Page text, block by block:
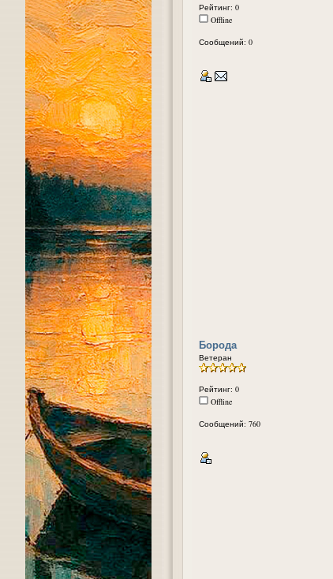
Рейтинг: 0
Offline
Сообщений: 0
Борода
Ветеран
Рейтинг: 0
Offline
Сообщений: 760